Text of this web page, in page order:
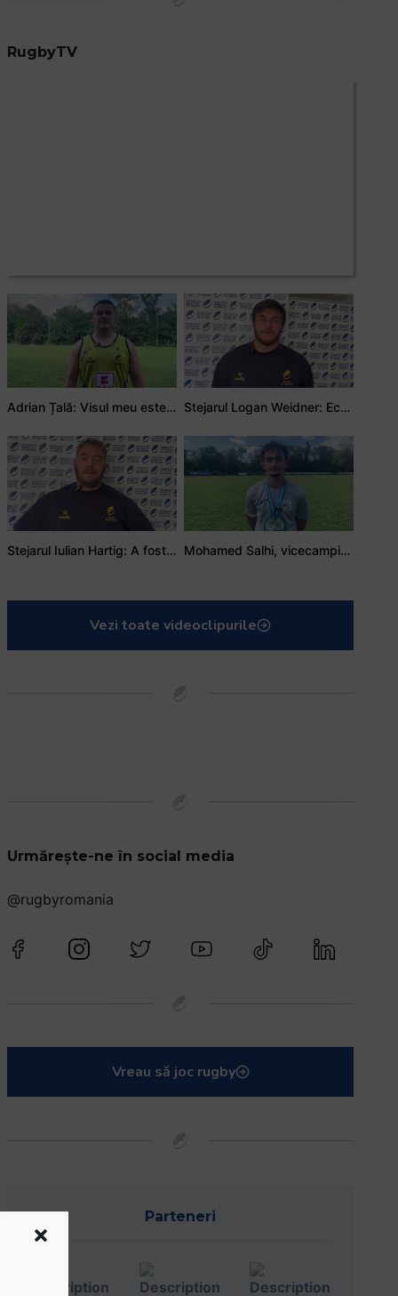
RugbyTV
Adrian Țală: Visul meu este să debutez pentru România Stejarul Logan Weidner: Echipa a muncit mult, iar asta se va vedea în meciurile de la Nations Cup
Stejarul Iulian Hartig: A fost un turneu care a unit mai mult echipa Mohamed Salhi, vicecampion național juniori I: Rugby-ul te învață să accepți și înfrângerile
Vezi toate videoclipurile
Urmărește-ne în social media
@rugbyromania
Vreau să joc rugby
Parteneri